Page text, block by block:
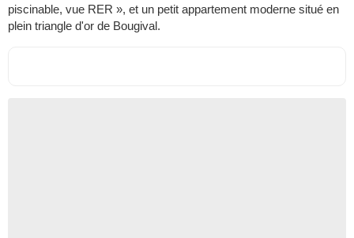
piscinable, vue RER », et un petit appartement moderne situé en
plein triangle d'or de Bougival.